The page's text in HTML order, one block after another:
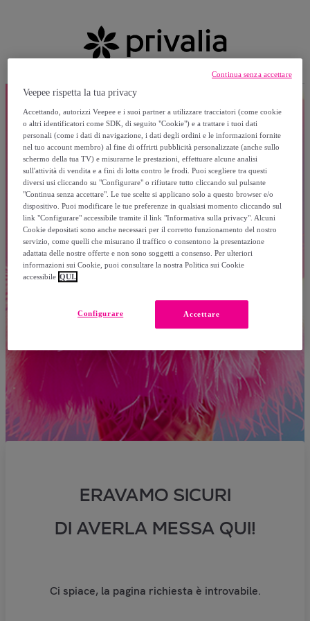
ERAVAMO SICURI
DI AVERLA MESSA QUI!
Ci spiace, la pagina richiesta è introvabile.
Veepee rispetta la tua privacy
Accettando, autorizzi Veepee e i suoi partner a utilizzare tracciatori (come cookie
o altri identificatori come SDK, di seguito "Cookie") e a trattare i tuoi dati
personali (come i dati di navigazione, i dati degli ordini e le informazioni fornite
nel tuo account membro) al fine di offrirti pubblicità personalizzate (anche sullo
schermo della tua TV) e misurarne le prestazioni, effettuare alcune analisi
sull'attività di vendita e a fini di lotta contro le frodi. Puoi scegliere tra questi
diversi usi cliccando su "Configurare" o rifiutare tutto cliccando sul pulsante
"Continua senza accettare". Le tue scelte si applicano solo a questo browser e/o
dispositivo. Puoi modificare le tue preferenze in qualsiasi momento cliccando sul
link "Configurare" accessibile tramite il link "Informativa sulla privacy". Alcuni
Cookie depositati sono anche necessari per il corretto funzionamento del nostro
servizio, come quelli che misurano il traffico o consentono la presentazione
adattata delle nostre offerte e non sono soggetti a consenso. Per ulteriori
informazioni sui Cookie, puoi consultare la nostra Politica sui Cookie
accessibile QUI.
Accettare
Configurare
Continua senza accettare